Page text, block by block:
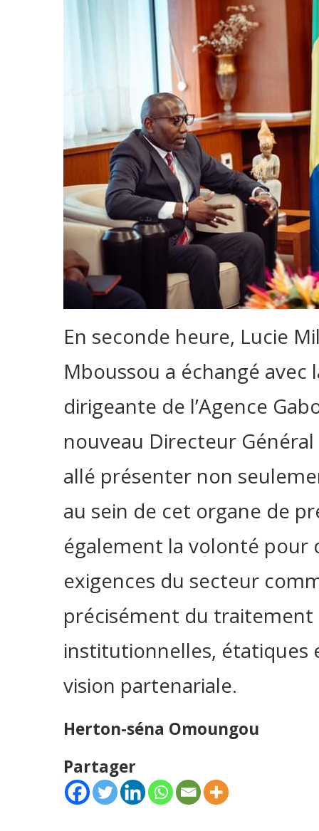
En seconde heure, Lucie
Mboussou a échangé avec
dirigeante de l’Agence
nouveau Directeur Général
allé présenter non
au sein de cet organe de
également la volonté pour
exigences du secteur
précisément du traitement
institutionnelles, étatiques
vision partenariale.
Herton-séna Omoungou
Partager